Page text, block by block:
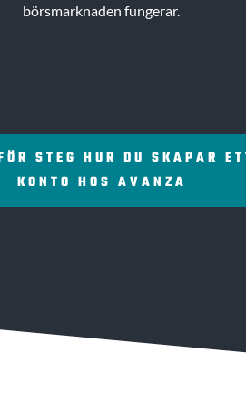
börsmarknaden fungerar.
STEG HUR DU SKAPAR
KONTO HOS AVANZA